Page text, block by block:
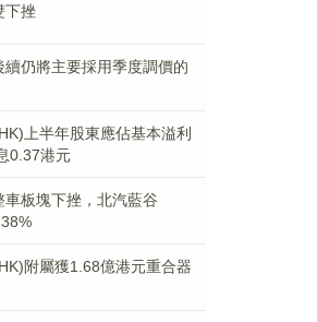
下挫
仍將主要採用季度調價的
上半年股東應佔基本溢利
0.37港元
車板塊下挫，北汽藍谷
附屬獲1.68億港元重合器